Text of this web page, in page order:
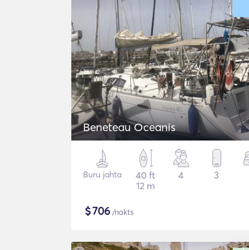
Beneteau Oceanis
Buru jahta
40 ft
12 m
4 3
$706/nakts